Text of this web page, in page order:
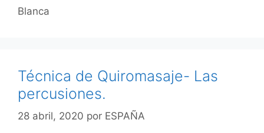
Blanca
Técnica de Quiromasaje- Las
percusiones.
28 abril, 2020 por ESPAÑA